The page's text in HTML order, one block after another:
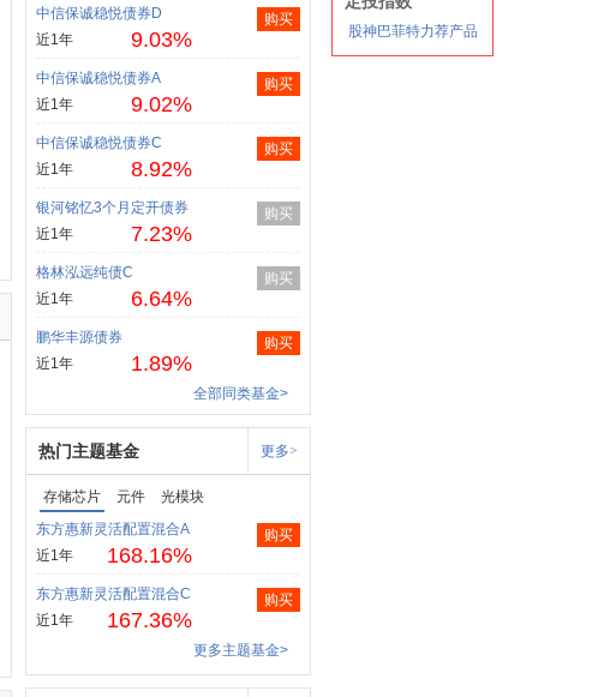
中信保诚稳悦债券D
近1年
9.03%
购买
中信保诚稳悦债券A
近1年
9.02%
购买
中信保诚稳悦债券C
近1年
8.92%
购买
银河铭忆3个月定开债券
近1年
7.23%
购买
格林泓远纯债C
近1年
6.64%
购买
鹏华丰源债券
近1年
1.89%
购买
全部同类基金>
热门主题基金 更多>
存储芯片 元件
光模块
东方惠新灵活配置混合A
近1年
168.16%
购买
东方惠新灵活配置混合C
近1年
167.36%
购买
更多主题基金>